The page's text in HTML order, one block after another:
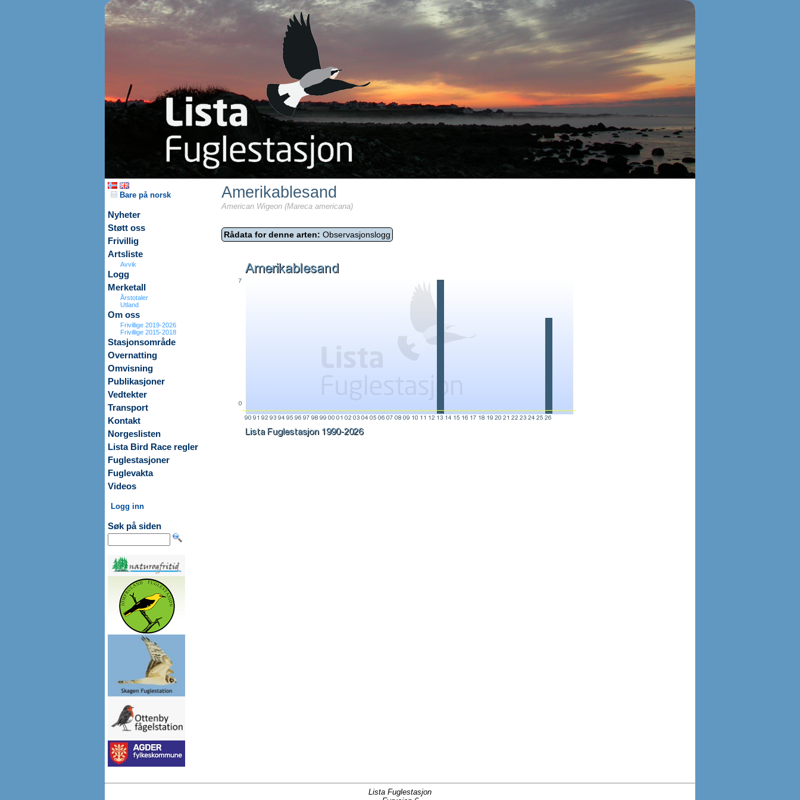
Bare på norsk
Nyheter
Støtt oss
Frivillig
Artsliste
Avvik
Logg
Merketall
Årstotaler
Utland
Om oss
Frivillige 2019-2026
Frivillige 2015-2018
Stasjonsområde
Overnatting
Omvisning
Publikasjoner
Vedtekter
Transport
Kontakt
Norgeslisten
Lista Bird Race regler
Fuglestasjoner
Fuglevakta
Videos
Logg inn
Søk på siden
Amerikablesand
American Wigeon (Mareca americana)
Rådata for denne arten: Observasjonslogg
Lista Fuglestasjon